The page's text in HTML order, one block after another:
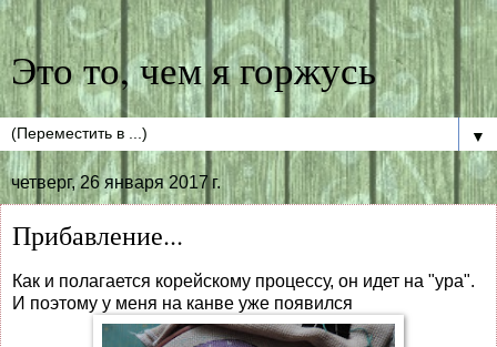
Это то, чем я горжусь
▼
четверг, 26 января 2017 г.
Прибавление...
Как и полагается корейскому процессу, он идет на "ура".
И поэтому у меня на канве уже появился